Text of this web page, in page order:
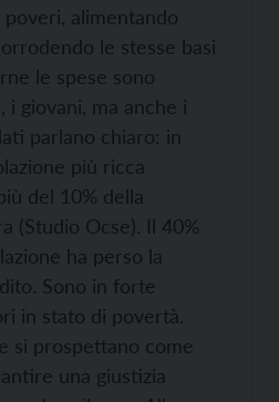
alimentando
le stesse basi
le spese sono
giovani, ma anche i
parlano chiaro: in
più ricca
del 10% della
(Studio Ocse). Il 40%
ha perso la
Sono in forte
in stato di povertà.
si prospettano come
una giustizia